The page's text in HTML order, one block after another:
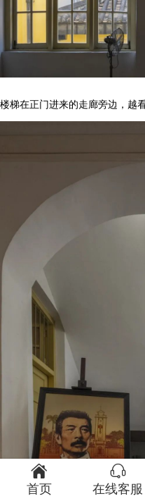
楼梯在正门进来的走廊旁边，越

首页

在线客服